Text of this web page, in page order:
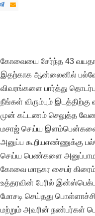
கோவையை சேர்ந்த 43
இதற்காக ஆன்லைனில்
விவரங்களை பார்த்து
நீங்கள் விரும்பும்
முன் கட்டணம் செலுத்த
மசாஜ் செய்ய இளம்பென்களை
அனுப்ப கூறியஎண்ணுக்கு
செய்ய பெண்களை அனுப்பாமல்
கோவை மாநகர சைபர்
உத்தரவின் பேரில்
மோசடி செய்தது பொள்ளாச்சி
மற்றும் அவரின் நண்பர்கள்